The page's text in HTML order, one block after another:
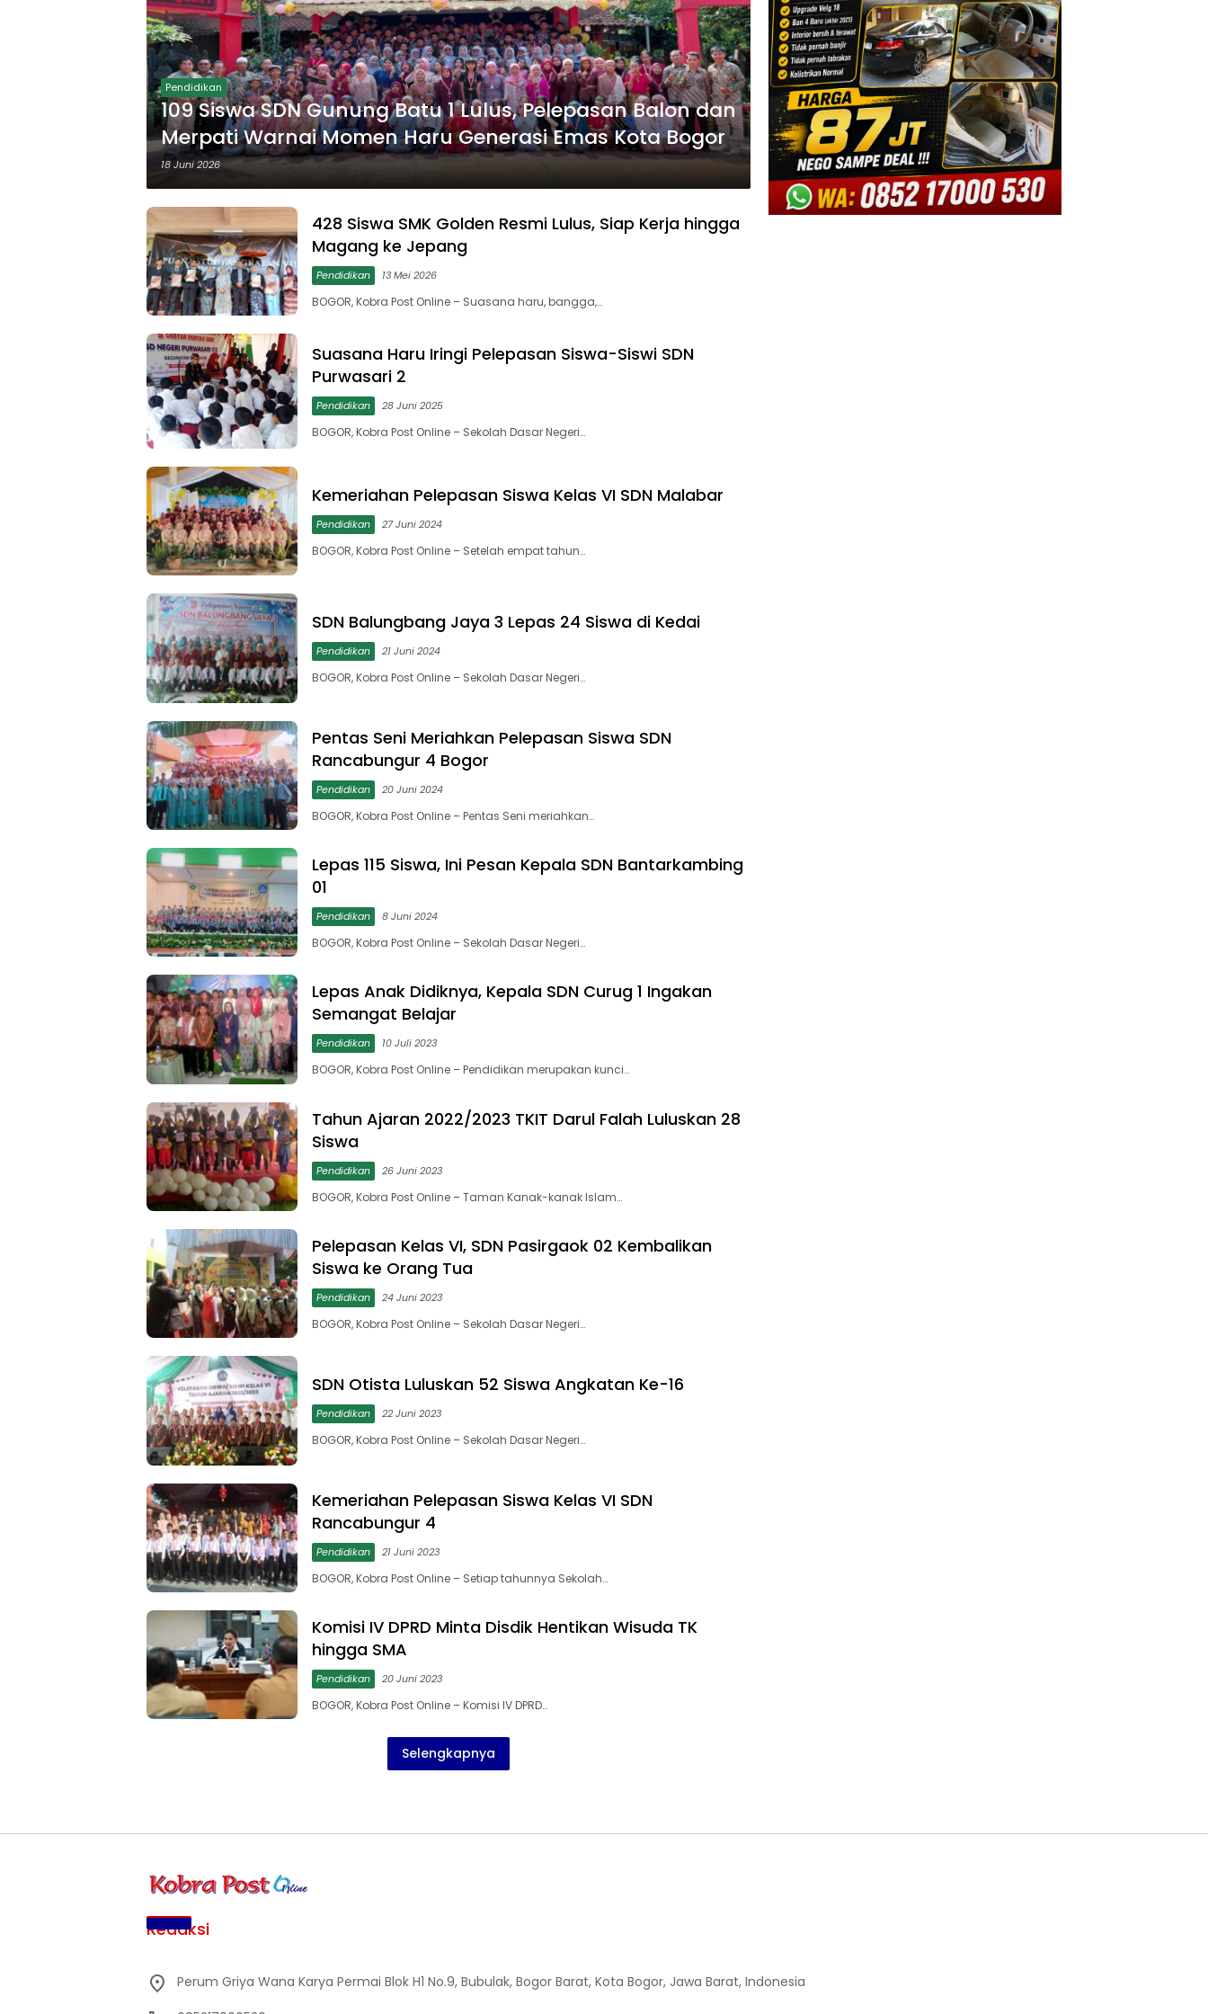
Pendidikan
109 Siswa SDN Gunung Batu 1 Lulus, Pelepasan Balon dan
Merpati Warnai Momen Haru Generasi Emas Kota Bogor
18 Juni 2026
428 Siswa SMK Golden Resmi Lulus, Siap Kerja hingga
Magang ke Jepang
Pendidikan 13 Mei 2026
BOGOR, Kobra Post Online – Suasana haru, bangga,…
Suasana Haru Iringi Pelepasan Siswa-Siswi SDN
Purwasari 2
Pendidikan 28 Juni 2025
BOGOR, Kobra Post Online – Sekolah Dasar Negeri…
Kemeriahan Pelepasan Siswa Kelas VI SDN Malabar
Pendidikan 27 Juni 2024
BOGOR, Kobra Post Online – Setelah empat tahun…
SDN Balungbang Jaya 3 Lepas 24 Siswa di Kedai
Pendidikan 21 Juni 2024
BOGOR, Kobra Post Online – Sekolah Dasar Negeri…
Pentas Seni Meriahkan Pelepasan Siswa SDN
Rancabungur 4 Bogor
Pendidikan 20 Juni 2024
BOGOR, Kobra Post Online – Pentas Seni meriahkan…
Lepas 115 Siswa, Ini Pesan Kepala SDN Bantarkambing
01
Pendidikan 8 Juni 2024
BOGOR, Kobra Post Online – Sekolah Dasar Negeri…
Lepas Anak Didiknya, Kepala SDN Curug 1 Ingakan
Semangat Belajar
Pendidikan 10 Juli 2023
BOGOR, Kobra Post Online – Pendidikan merupakan kunci…
Tahun Ajaran 2022/2023 TKIT Darul Falah Luluskan 28
Siswa
Pendidikan 26 Juni 2023
BOGOR, Kobra Post Online – Taman Kanak-kanak Islam…
Pelepasan Kelas VI, SDN Pasirgaok 02 Kembalikan
Siswa ke Orang Tua
Pendidikan 24 Juni 2023
BOGOR, Kobra Post Online – Sekolah Dasar Negeri…
SDN Otista Luluskan 52 Siswa Angkatan Ke-16
Pendidikan 22 Juni 2023
BOGOR, Kobra Post Online – Sekolah Dasar Negeri…
Kemeriahan Pelepasan Siswa Kelas VI SDN
Rancabungur 4
Pendidikan 21 Juni 2023
BOGOR, Kobra Post Online – Setiap tahunnya Sekolah…
Komisi IV DPRD Minta Disdik Hentikan Wisuda TK
hingga SMA
Pendidikan 20 Juni 2023
BOGOR, Kobra Post Online – Komisi IV DPRD…
Selengkapnya
Redaksi
Perum Griya Wana Karya Permai Blok H1 No.9, Bubulak, Bogor Barat, Kota Bogor, Jawa Barat, Indonesia